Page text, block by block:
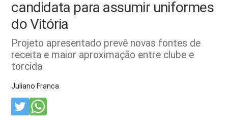
candidata para assumir uniformes
do Vitória
Projeto apresentado prevê novas fontes de
receita e maior aproximação entre clube e
torcida
Juliano Franca